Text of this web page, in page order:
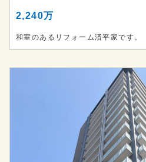
2,240万
和室のあるリフォーム済平家です。